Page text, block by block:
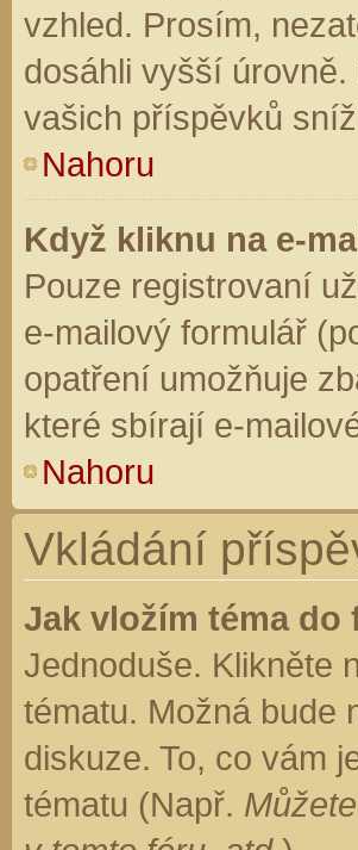
vzhled. Prosím,
dosáhli vyšší
vašich příspěvků
Nahoru
Když kliknu na e-
Pouze registrovaní
e-mailový formulář
opatření umožňuje
které sbírají e-
Nahoru
Vkládání
Jak vložím téma do
Jednoduše. Klikněte
tématu. Možná bude
diskuze. To, co vám
tématu (Např.